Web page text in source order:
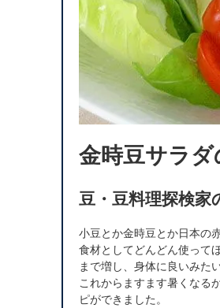
金時豆サラ
豆・豆料理探検家
小豆とか金時豆とか日本の
食材としてどんどん使って
まで増し、身体に良いみたい
これからますます暑くなる
ピができました。